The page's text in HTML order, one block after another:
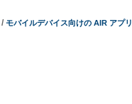
/ モバイルデバイス向けの AIR アプ